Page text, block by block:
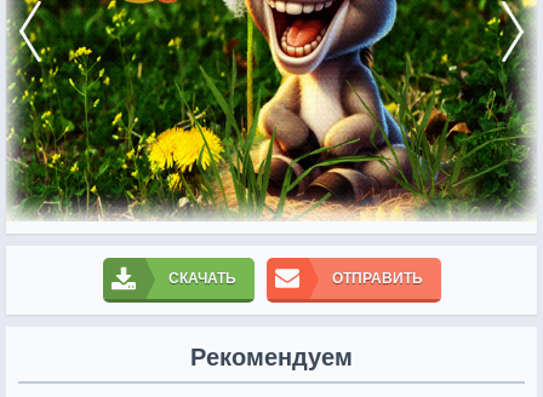
СКАЧАТЬ ОТПРАВИТЬ
Рекомендуем